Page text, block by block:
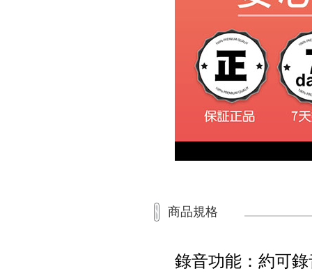
商品規格
錄音功能：約可